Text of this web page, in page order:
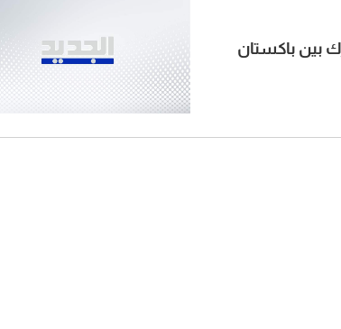
بين باكستان